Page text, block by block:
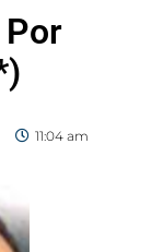
Por
11:04 am